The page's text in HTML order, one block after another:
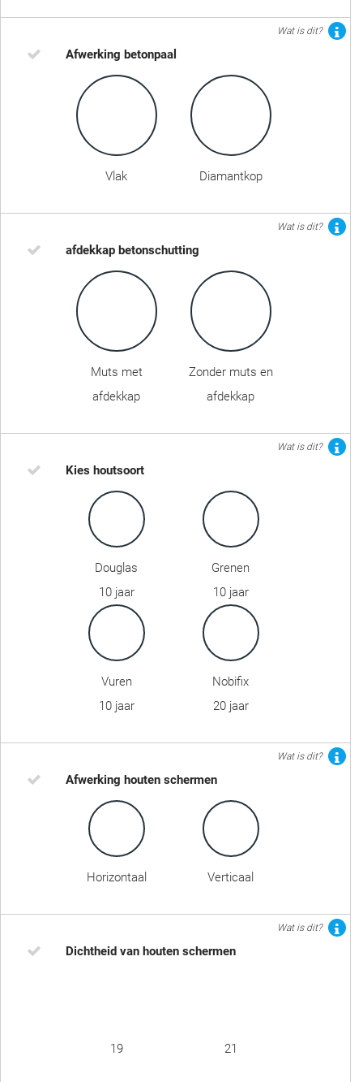
Wat is dit?
Afwerking betonpaal
Vlak Diamantkop
Wat is dit?
afdekkap betonschutting
Muts met
afdekkap
Zonder muts en
afdekkap
Wat is dit?
Kies houtsoort
Douglas
10 jaar
Grenen
10 jaar
Vuren
10 jaar
Nobifix
20 jaar
Wat is dit?
Afwerking houten schermen
Horizontaal Verticaal
Wat is dit?
Dichtheid van houten schermen
19 21